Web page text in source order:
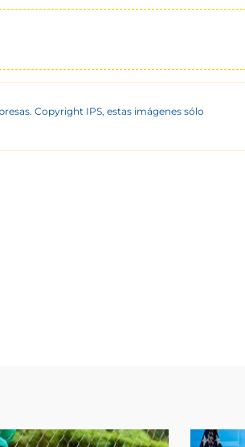
Copyright IPS, estas imágenes sólo